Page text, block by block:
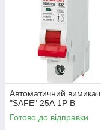
Автоматичний вимикач
"SAFE" 25А 1P В
Готово до відправки